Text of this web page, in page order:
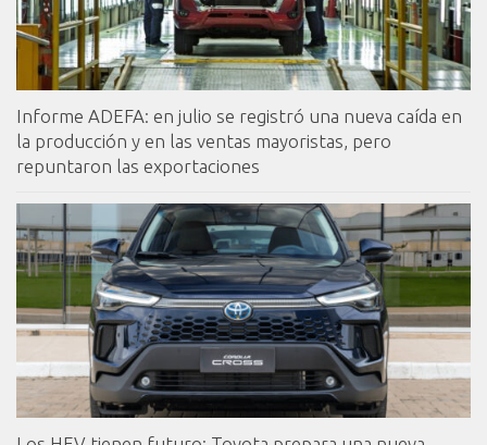
Informe ADEFA: en julio se registró una nueva caída en
la producción y en las ventas mayoristas, pero
repuntaron las exportaciones